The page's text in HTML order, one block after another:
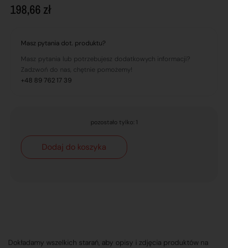
198,66 zł
Masz pytania dot. produktu?
Masz pytania lub potrzebujesz dodatkowych informacji?
Zadzwoń do nas, chętnie pomożemy!
+48 89 762 17 39
pozostało tylko: 1
Dodaj do koszyka
Dokładamy wszelkich starań, aby opisy i zdjęcia produktów na